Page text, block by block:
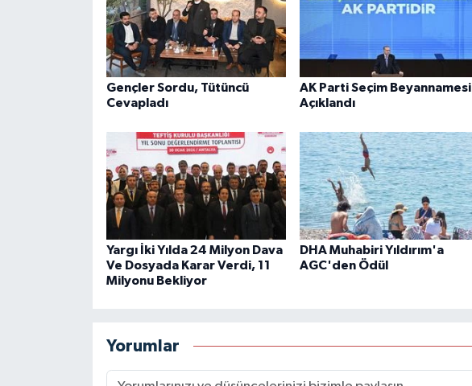
Gençler Sordu, Tütüncü
Cevapladı
AK Parti Seçim Beyannamesi
Açıklandı
Yargı İki Yılda 24 Milyon Dava
Ve Dosyada Karar Verdi, 11
Milyonu Bekliyor
DHA Muhabiri Yıldırım'a
AGC'den Ödül
Yorumlar